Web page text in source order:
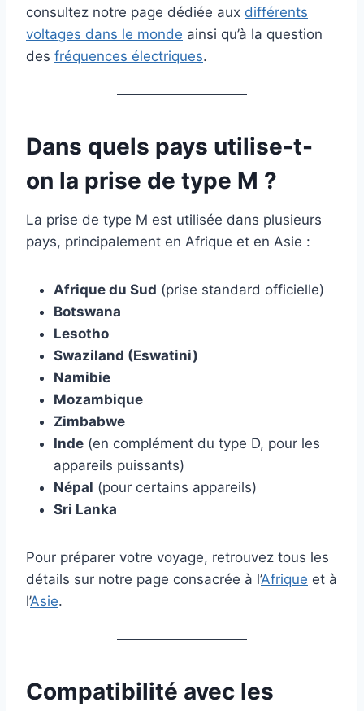
consultez notre page dédiée aux différents
voltages dans le monde ainsi qu’à la question
des fréquences électriques.
Dans quels pays utilise-t-
on la prise de type M ?
La prise de type M est utilisée dans plusieurs
pays, principalement en Afrique et en Asie :
Afrique du Sud (prise standard officielle)
Botswana
Lesotho
Swaziland (Eswatini)
Namibie
Mozambique
Zimbabwe
Inde (en complément du type D, pour les
appareils puissants)
Népal (pour certains appareils)
Sri Lanka
Pour préparer votre voyage, retrouvez tous les
détails sur notre page consacrée à l’Afrique et à
l’Asie.
Compatibilité avec les